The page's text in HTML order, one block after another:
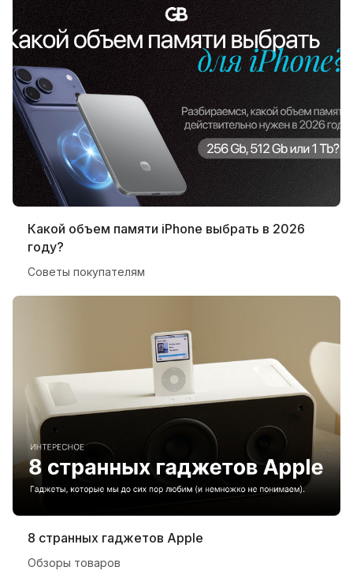
Какой объем памяти iPhone выбрать в 2026
году?
Советы покупателям
8 странных гаджетов Apple
Обзоры товаров